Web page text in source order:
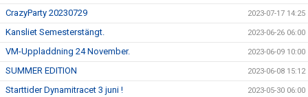
CrazyParty 20230729 2023-07-17 14:25
Kansliet Semesterstängt. 2023-06-26 06:00
VM-Uppladdning 24 November. 2023-06-09 10:00
SUMMER EDITION 2023-06-08 15:12
Starttider Dynamitracet 3 juni ! 2023-05-30 06:00